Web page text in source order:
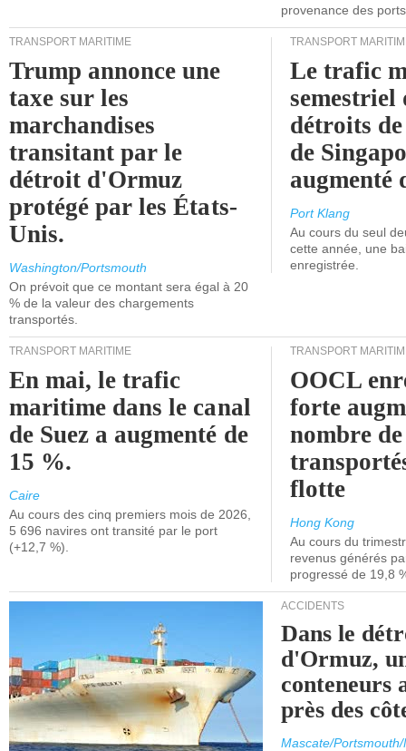
provenance des
TRANSPORT MARITIME
Trump annonce une
taxe sur les
marchandises
transitant par le
détroit d'Ormuz
protégé par les États-
Unis.
Washington/Portsmouth
On prévoit que ce montant sera égal à 20
% de la valeur des chargements
transportés.
TRANSPORT
Le trafic
semestriel
détroits
de
augmenté
Port Klang
Au cours du seul
cette année, une
enregistrée.
TRANSPORT MARITIME
En mai, le trafic
maritime dans le canal
de Suez a augmenté de
15 %.
Caire
Au cours des cinq premiers mois de 2026,
5 696 navires ont transité par le port
(+12,7 %).
TRANSPORT
OOCL
forte
nombre
flotte
Hong Kong
Au cours du
revenus générés
progressé de 19,8
ACCIDENTS
Dans le
d'Ormuz,
conteneurs
près des
Mascate/